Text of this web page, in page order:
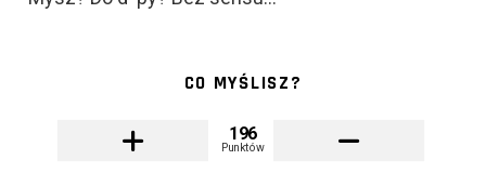
CO MYŚLISZ?
196
Punktów